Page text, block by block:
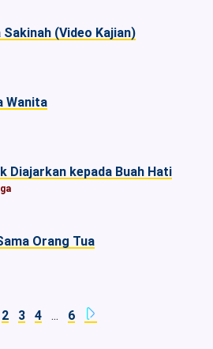
(Video Kajian)
Wanita
Diajarkan kepada Buah Hati
Orang Tua
2 3 4 ... 6